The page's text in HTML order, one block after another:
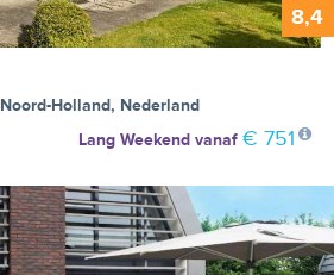
8,4
Noord-Holland, Nederland
Lang Weekendvanaf € 751